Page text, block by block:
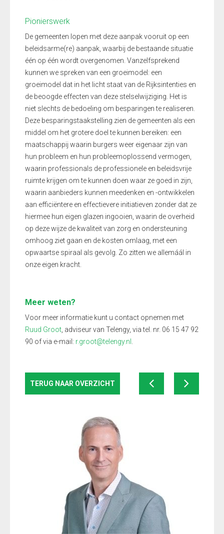
Pionierswerk
De gemeenten lopen met deze aanpak vooruit op een
beleidsarme(re) aanpak, waarbij de bestaande situatie
één op één wordt overgenomen. Vanzelfsprekend
kunnen we spreken van een groeimodel: een
groeimodel dat in het licht staat van de Rijksintenties en
de beoogde effecten van deze stelselwijziging. Het is
niet slechts de bedoeling om besparingen te realiseren.
Deze besparingstaakstelling zien de gemeenten als een
middel om het grotere doel te kunnen bereiken: een
maatschappij waarin burgers weer eigenaar zijn van
hun probleem en hun probleemoplossend vermogen,
waarin professionals de professionele en beleidsvrije
ruimte krijgen om te kunnen doen waar ze goed in zijn,
waarin aanbieders kunnen meedenken en -ontwikkelen
aan efficiëntere en effectievere initiatieven zonder dat ze
hiermee hun eigen glazen ingooien, waarin de overheid
op deze wijze de kwaliteit van zorg en ondersteuning
omhoog ziet gaan en de kosten omlaag, met een
opwaartse spiraal als gevolg. Zo zitten we allemáál in
onze eigen kracht.
Meer weten?
Voor meer informatie kunt u contact opnemen met
Ruud Groot , adviseur van Telengy, via tel. nr. 06 15 47 92
90 of via e-mail: r.groot@telengy.nl
TERUG NAAR OVERZICHT